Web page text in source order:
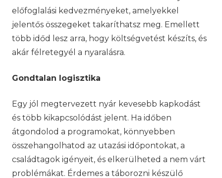
előfoglalási kedvezményeket, amelyekkel
jelentős összegeket takaríthatsz meg. Emellett
több időd lesz arra, hogy költségvetést készíts, és
akár félretegyél a nyaralásra.
Gondtalan logisztika
Egy jól megtervezett nyár kevesebb kapkodást
és több kikapcsolódást jelent. Ha időben
átgondolod a programokat, könnyebben
összehangolhatod az utazási időpontokat, a
családtagok igényeit, és elkerülheted a nem várt
problémákat. Érdemes a táborozni készülő